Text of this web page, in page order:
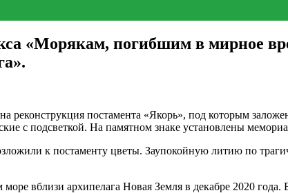
«Морякам, погибшим в мирное
постамента «Якорь», под которым
с подсветкой. На памятном знаке установлены
к постаменту цветы. Заупокойную литию по
вблизи архипелага Новая Земля в декабре 2020